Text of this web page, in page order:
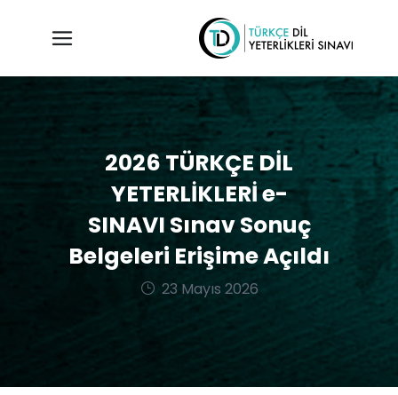
2026 TÜRKÇE DİL
YETERLİKLERİ e-
SINAVI Sınav Sonuç
Belgeleri Erişime Açıldı
23 Mayıs 2026